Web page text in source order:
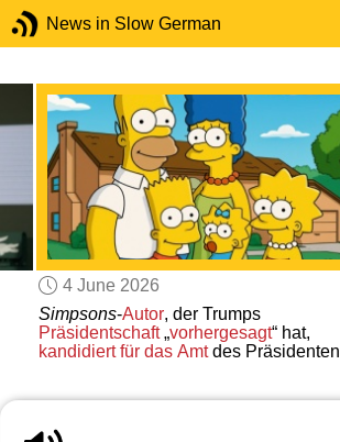
News in Slow German
4 June 2026
Simpsons-Autor, der Trumps
Präsidentschaft„vorhergesagt“ hat,
kandidiert für das Amtdes Präsidenten